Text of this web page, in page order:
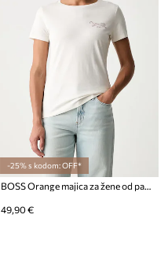
-25% s kodom: OFF*
BOSS Orange majica za žene od pamuka C_Elove_5
49,90 €